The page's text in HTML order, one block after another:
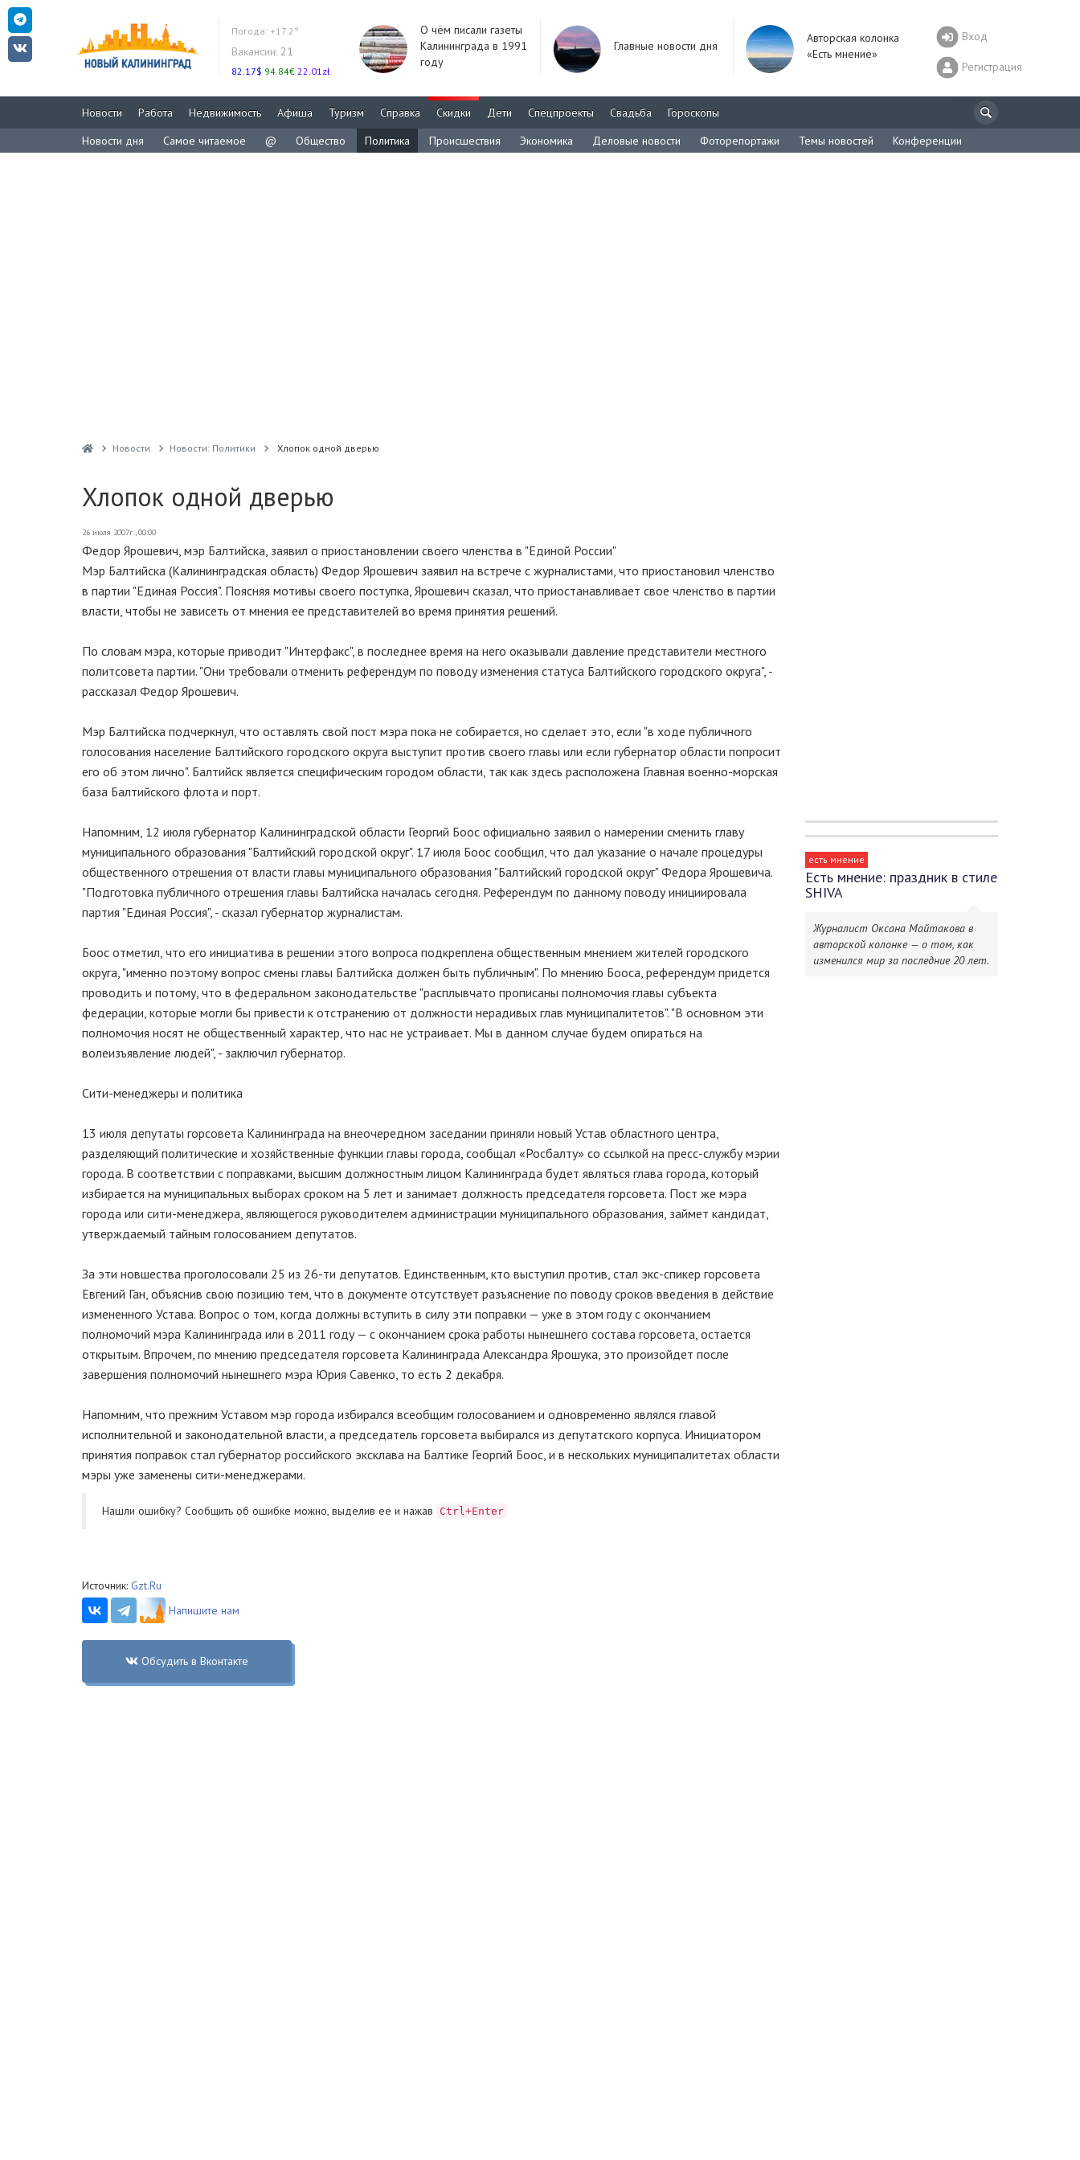
Погода: +17.2°
Вакансии: 21
82.17$ 94.84€ 22.01zł
О чём писали газеты
Калининграда в 1991
году
Главные новости дня
Авторская колонка
«Есть мнение»
Вход
Регистрация
Новости Работа Недвижимость Афиша Туризм Справка Скидки Дети Спецпроекты Свадьба
Гороскопы
Новости дня
Самое читаемое @ Общество Политика Происшествия Экономика Деловые новости Фоторепортажи Темы новостей Конференции
Новости Новости: Политики Хлопок одной дверью
Хлопок одной дверью
26 июля 2007г., 00:00
Федор Ярошевич, мэр Балтийска, заявил о приостановлении своего членства в "Единой России"
Мэр Балтийска (Калининградская область) Федор Ярошевич заявил на встрече с журналистами, что приостановил членство
в партии "Единая Россия". Поясняя мотивы своего поступка, Ярошевич сказал, что приостанавливает свое членство в партии
власти, чтобы не зависеть от мнения ее представителей во время принятия решений.
По словам мэра, которые приводит "Интерфакс", в последнее время на него оказывали давление представители местного
политсовета партии. "Они требовали отменить референдум по поводу изменения статуса Балтийского городского округа", -
рассказал Федор Ярошевич.
Мэр Балтийска подчеркнул, что оставлять свой пост мэра пока не собирается, но сделает это, если "в ходе публичного
голосования население Балтийского городского округа выступит против своего главы или если губернатор области попросит
его об этом лично". Балтийск является специфическим городом области, так как здесь расположена Главная военно-морская
база Балтийского флота и порт.
Напомним, 12 июля губернатор Калининградской области Георгий Боос официально заявил о намерении сменить главу
муниципального образования "Балтийский городской округ". 17 июля Боос сообщил, что дал указание о начале процедуры
общественного отрешения от власти главы муниципального образования "Балтийский городской округ" Федора Ярошевича.
"Подготовка публичного отрешения главы Балтийска началась сегодня. Референдум по данному поводу инициировала
партия "Единая Россия", - сказал губернатор журналистам.
Боос отметил, что его инициатива в решении этого вопроса подкреплена общественным мнением жителей городского
округа, "именно поэтому вопрос смены главы Балтийска должен быть публичным". По мнению Бооса, референдум придется
проводить и потому, что в федеральном законодательстве "расплывчато прописаны полномочия главы субъекта
федерации, которые могли бы привести к отстранению от должности нерадивых глав муниципалитетов". "В основном эти
полномочия носят не общественный характер, что нас не устраивает. Мы в данном случае будем опираться на
волеизъявление людей", - заключил губернатор.
Сити-менеджеры и политика
13 июля депутаты горсовета Калининграда на внеочередном заседании приняли новый Устав областного центра,
разделяющий политические и хозяйственные функции главы города, сообщал «Росбалту» со ссылкой на пресс-службу мэрии
города. В соответствии с поправками, высшим должностным лицом Калининграда будет являться глава города, который
избирается на муниципальных выборах сроком на 5 лет и занимает должность председателя горсовета. Пост же мэра
города или сити-менеджера, являющегося руководителем администрации муниципального образования, займет кандидат,
утверждаемый тайным голосованием депутатов.
За эти новшества проголосовали 25 из 26-ти депутатов. Единственным, кто выступил против, стал экс-спикер горсовета
Евгений Ган, объяснив свою позицию тем, что в документе отсутствует разъяснение по поводу сроков введения в действие
измененного Устава. Вопрос о том, когда должны вступить в силу эти поправки — уже в этом году с окончанием
полномочий мэра Калининграда или в 2011 году — с окончанием срока работы нынешнего состава горсовета, остается
открытым. Впрочем, по мнению председателя горсовета Калининграда Александра Ярошука, это произойдет после
завершения полномочий нынешнего мэра Юрия Савенко, то есть 2 декабря.
Напомним, что прежним Уставом мэр города избирался всеобщим голосованием и одновременно являлся главой
исполнительной и законодательной власти, а председатель горсовета выбирался из депутатского корпуса. Инициатором
принятия поправок стал губернатор российского эксклава на Балтике Георгий Боос, и в нескольких муниципалитетах области
мэры уже заменены сити-менеджерами.
Нашли ошибку? Cообщить об ошибке можно, выделив ее и нажав Ctrl+Enter
Источник: Gzt.Ru
Напишите нам
Обсудить в Вконтакте
есть мнение
Есть мнение: праздник в стиле
SHIVA
Журналист Оксана Майтакова в
авторской колонке — о том, как
изменился мир за последние 20 лет.